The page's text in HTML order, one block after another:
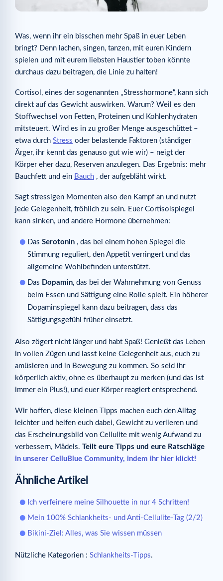
Was, wenn ihr ein bisschen mehr Spaß in euer Leben
bringt? Denn lachen, singen, tanzen, mit euren Kindern
spielen und mit eurem liebsten Haustier toben könnte
durchaus dazu beitragen, die Linie zu halten!
Cortisol, eines der sogenannten „Stresshormone“, kann sich
direkt auf das Gewicht auswirken. Warum? Weil es den
Stoffwechsel von Fetten, Proteinen und Kohlenhydraten
mitsteuert. Wird es in zu großer Menge ausgeschüttet –
etwa durch Stress oder belastende Faktoren (ständiger
Ärger, ihr kennt das genauso gut wie wir) – neigt der
Körper eher dazu, Reserven anzulegen. Das Ergebnis: mehr
Bauchfett und ein Bauch , der aufgebläht wirkt.
Sagt stressigen Momenten also den Kampf an und nutzt
jede Gelegenheit, fröhlich zu sein. Euer Cortisolspiegel
kann sinken, und andere Hormone übernehmen:
Das Serotonin , das bei einem hohen Spiegel die
Stimmung reguliert, den Appetit verringert und das
allgemeine Wohlbefinden unterstützt.
Das Dopamin, das bei der Wahrnehmung von Genuss
beim Essen und Sättigung eine Rolle spielt. Ein höherer
Dopaminspiegel kann dazu beitragen, dass das
Sättigungsgefühl früher einsetzt.
Also zögert nicht länger und habt Spaß! Genießt das Leben
in vollen Zügen und lasst keine Gelegenheit aus, euch zu
amüsieren und in Bewegung zu kommen. So seid ihr
körperlich aktiv, ohne es überhaupt zu merken (und das ist
immer ein Plus!), und euer Körper reagiert entsprechend.
Wir hoffen, diese kleinen Tipps machen euch den Alltag
leichter und helfen euch dabei, Gewicht zu verlieren und
das Erscheinungsbild von Cellulite mit wenig Aufwand zu
verbessern, Mädels. Teilt eure Tipps und eure Ratschläge
in unserer CelluBlue Community, indem ihr hier klickt!
Ähnliche Artikel
Ich verfeinere meine Silhouette in nur 4 Schritten!
Mein 100% Schlankheits- und Anti-Cellulite-Tag (2/2)
Bikini-Ziel: Alles, was Sie wissen müssen
Nützliche Kategorien : Schlankheits-Tipps.